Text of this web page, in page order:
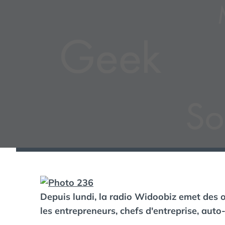
Depuis lundi, la radio Widoobiz emet des
les entrepreneurs, chefs d'entreprise,